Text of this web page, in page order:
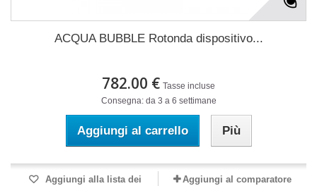
ACQUA BUBBLE Rotonda dispositivo...
782.00 € Tasse incluse
Consegna: da 3 a 6 settimane
Aggiungi al carrello Più
Aggiungi alla lista dei
Aggiungi al comparatore